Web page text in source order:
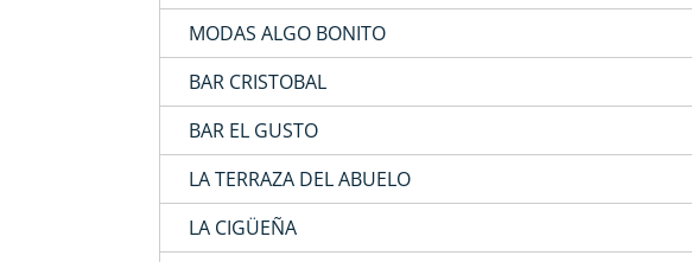
MODAS ALGO BONITO
BAR CRISTOBAL
BAR EL GUSTO
LA TERRAZA DEL ABUELO
LA CIGÜEÑA